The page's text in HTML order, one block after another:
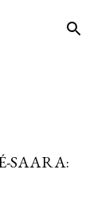
SAARA: